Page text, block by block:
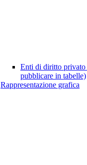
Enti di diritto privato
pubblicare in tabelle)
Rappresentazione grafica